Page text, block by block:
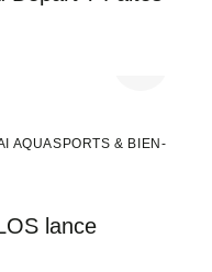
AQUASPORTS & BIEN-
lance